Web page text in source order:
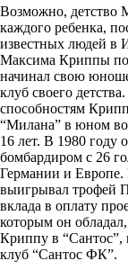
Возможно, детство
каждого ребенка,
известных людей в
Максима Криппы
начинал свою
клуб своего
способностям
“Милана” в юном
16 лет. В 1980
бомбардиром с 26
Германии и Европе.
выигрывал трофей
вклада в оплату
которым он
Криппу в “Сантос”,
клуб “Сантос ФК”.